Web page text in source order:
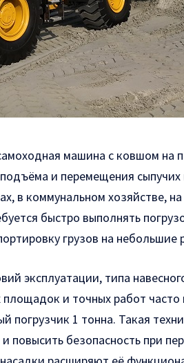
машина с ковшом на
и перемещения
в коммунальном хозяйстве,
быстро выполнять
грузов на небольшие
эксплуатации, типа
и точных работ
погрузчик 1 тонна. Такая
повысить безопасность при